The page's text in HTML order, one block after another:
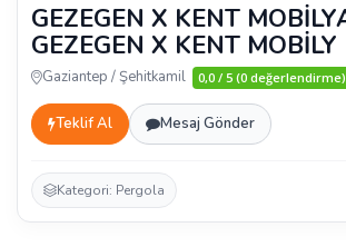
GEZEGEN X KENT
GEZEGEN X KENT MOBİLY
Gaziantep / Şehitkamil 0,0 / 5 (0 değerlendirme)
Teklif Al Mesaj Gönder
Kategori: Pergola